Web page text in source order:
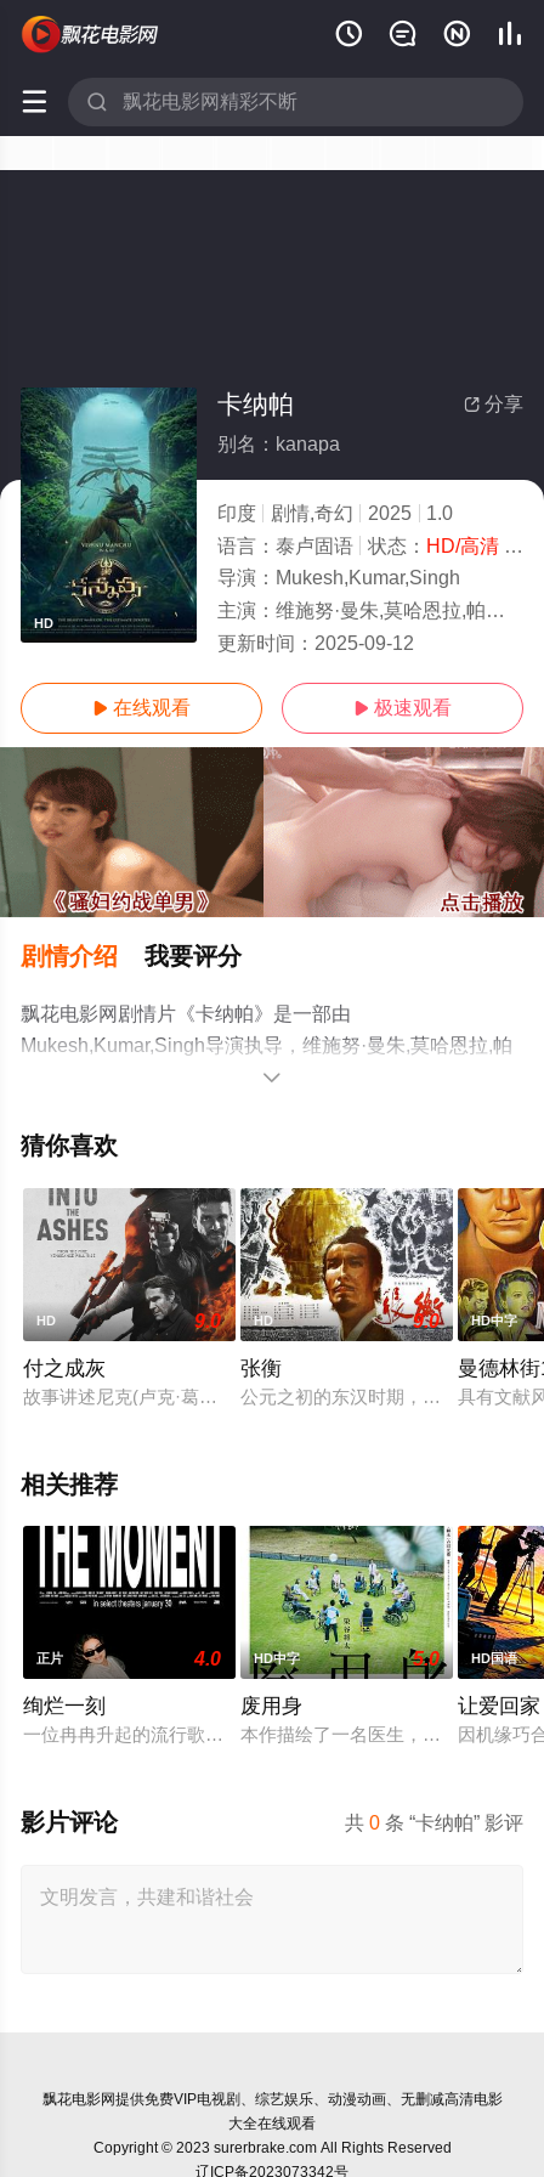
   
 
HD
 分享
卡纳帕
别名：kanapa
印度 剧情,奇幻 2025
1.0
语言： 泰卢固语 状态： HD/高清- 免费在线观看
导演： Mukesh,Kumar,Singh
主演： 维施努·曼朱,莫哈恩拉,帕拉巴斯,阿克谢·库玛尔,Mohan,Babu,R.,Sarathkumar,Aishwariyaa,Bhas
更新时间： 2025-09-12
 在线观看  极速观看
剧情介绍 我要评分
飘花电影网剧情片《卡纳帕》是一部由
Mukesh,Kumar,Singh导演执导，维施努·曼朱,莫哈恩拉,帕
卡加·艾嘉,Arpit,Ranka等演员精彩演绎的印度电影，手机免
关信息可移步至豆瓣电影、电视猫或剧情网等平台了解。

猜你喜欢
HD 9.0
付之成灰
故事讲述尼克(卢克·葛莱姆斯饰)刚刚出狱，他不得不和岳父(罗
HD 9.0
张衡
公元之初的东汉时期，出身大姓世家
HD中字
曼德林
具有文献
相关推荐
正片 4.0
绚烂一刻
一位冉冉升起的流行歌手在为她的巡回演唱会首秀做准备的同
HD中字 5.0
废用身
本作描绘了一名医生，因一种围绕“
HD国语
让爱回家
因机缘巧
共0 条 “卡纳帕” 影评
影片评论
飘花电影网提供免费VIP电视剧、综艺娱乐、动漫动画、无删减高清电影
大全在线观看
Copyright © 2023 surerbrake.com All Rights Reserved
辽ICP备2023073342号